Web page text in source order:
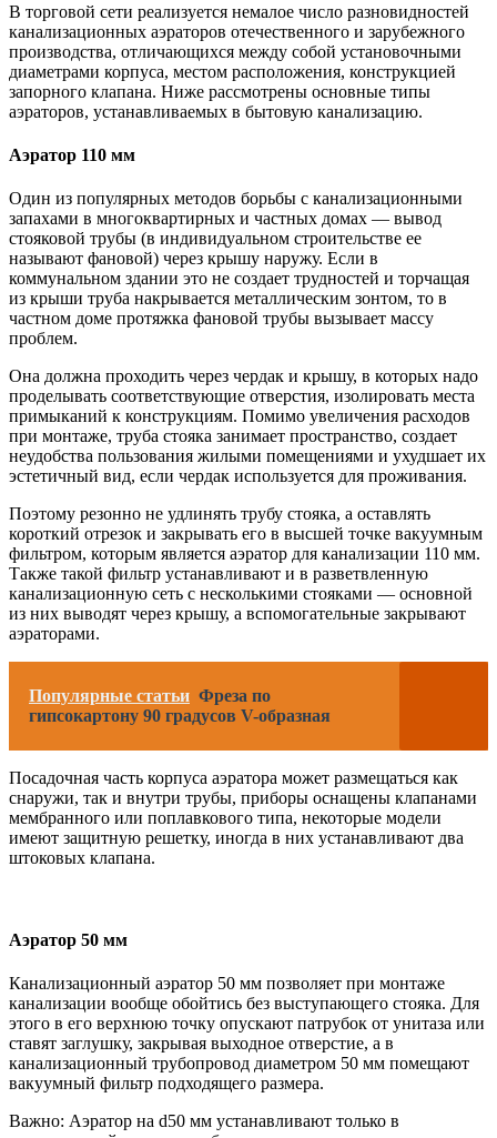
В торговой сети реализуется немалое число разновидностей
канализационных аэраторов отечественного и зарубежного
производства, отличающихся между собой установочными
диаметрами корпуса, местом расположения, конструкцией
запорного клапана. Ниже рассмотрены основные типы
аэраторов, устанавливаемых в бытовую канализацию.
Аэратор 110 мм
Один из популярных методов борьбы с канализационными
запахами в многоквартирных и частных домах — вывод
стояковой трубы (в индивидуальном строительстве ее
называют фановой) через крышу наружу. Если в
коммунальном здании это не создает трудностей и торчащая
из крыши труба накрывается металлическим зонтом, то в
частном доме протяжка фановой трубы вызывает массу
проблем.
Она должна проходить через чердак и крышу, в которых надо
проделывать соответствующие отверстия, изолировать места
примыканий к конструкциям. Помимо увеличения расходов
при монтаже, труба стояка занимает пространство, создает
неудобства пользования жилыми помещениями и ухудшает их
эстетичный вид, если чердак используется для проживания.
Поэтому резонно не удлинять трубу стояка, а оставлять
короткий отрезок и закрывать его в высшей точке вакуумным
фильтром, которым является аэратор для канализации 110 мм.
Также такой фильтр устанавливают и в разветвленную
канализационную сеть с несколькими стояками — основной
из них выводят через крышу, а вспомогательные закрывают
аэраторами.
Популярные статьи Фреза по
гипсокартону 90 градусов V-образная
Посадочная часть корпуса аэратора может размещаться как
снаружи, так и внутри трубы, приборы оснащены клапанами
мембранного или поплавкового типа, некоторые модели
имеют защитную решетку, иногда в них устанавливают два
штоковых клапана.
Аэратор 50 мм
Канализационный аэратор 50 мм позволяет при монтаже
канализации вообще обойтись без выступающего стояка. Для
этого в его верхнюю точку опускают патрубок от унитаза или
ставят заглушку, закрывая выходное отверстие, а в
канализационный трубопровод диаметром 50 мм помещают
вакуумный фильтр подходящего размера.
Важно: Аэратор на d50 мм устанавливают только в